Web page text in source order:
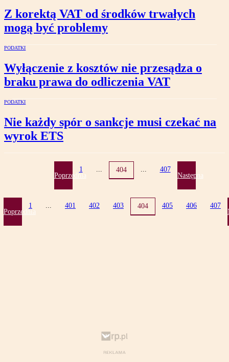
Z korektą VAT od środków trwałych
mogą być problemy
PODATKI
Wyłączenie z kosztów nie przesądza o
braku prawa do odliczenia VAT
PODATKI
Nie każdy spór o sankcje musi czekać na
wyrok ETS
Poprzednia
1 ... 404 ... 407
Następna
Poprzednia
1 ... 401 402 403 404 405 406 407